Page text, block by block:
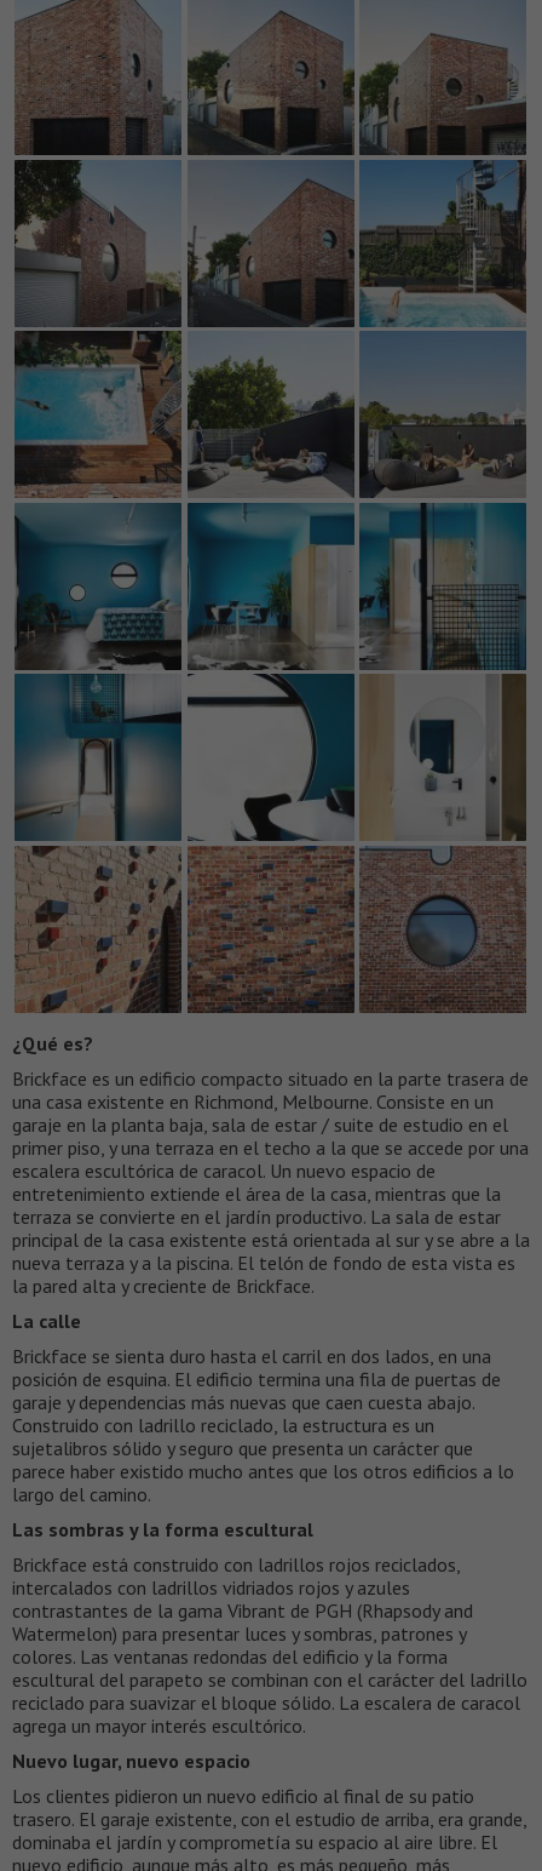
¿Qué es?
Brickface es un edificio compacto situado en la parte trasera de
una casa existente en Richmond, Melbourne. Consiste en un
garaje en la planta baja, sala de estar / suite de estudio en el
primer piso, y una terraza en el techo a la que se accede por una
escalera escultórica de caracol. Un nuevo espacio de
entretenimiento extiende el área de la casa, mientras que la
terraza se convierte en el jardín productivo. La sala de estar
principal de la casa existente está orientada al sur y se abre a la
nueva terraza y a la piscina. El telón de fondo de esta vista es
la pared alta y creciente de Brickface.
La calle
Brickface se sienta duro hasta el carril en dos lados, en una
posición de esquina. El edificio termina una fila de puertas de
garaje y dependencias más nuevas que caen cuesta abajo.
Construido con ladrillo reciclado, la estructura es un
sujetalibros sólido y seguro que presenta un carácter que
parece haber existido mucho antes que los otros edificios a lo
largo del camino.
Las sombras y la forma escultural
Brickface está construido con ladrillos rojos reciclados,
intercalados con ladrillos vidriados rojos y azules
contrastantes de la gama Vibrant de PGH (Rhapsody and
Watermelon) para presentar luces y sombras, patrones y
colores. Las ventanas redondas del edificio y la forma
escultural del parapeto se combinan con el carácter del ladrillo
reciclado para suavizar el bloque sólido. La escalera de caracol
agrega un mayor interés escultórico.
Nuevo lugar, nuevo espacio
Los clientes pidieron un nuevo edificio al final de su patio
trasero. El garaje existente, con el estudio de arriba, era grande,
dominaba el jardín y comprometía su espacio al aire libre. El
nuevo edificio, aunque más alto, es más pequeño, más